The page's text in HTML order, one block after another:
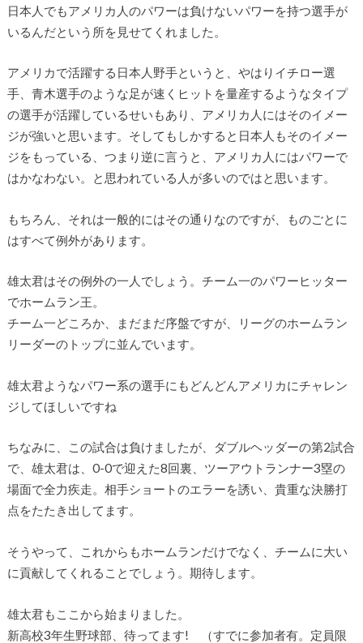
日本人でもアメリカ人のパワーは負けないパワーを持つ選手が
いるんだという所を見せてくれました。
アメリカで活躍する日本人野手というと、やはりイチロー選
手、青木選手のような足が速くヒットを量産するようなタイプ
の選手が活躍しているせいもあり、アメリカ人にはそのイメー
ジが強いと思います。そしてもしかすると日本人もそのイメー
ジをもっている、つまり逆に言うと、アメリカ人にはパワーで
はかなわない。と思われている人が多いのではと思います。
もちろん、それは一般的にはその通りなのですが、ものごとに
はすべて例外があります。
雄太君はその例外の一人でしょう。チーム一のパワーヒッター
でホームラン王。
チーム一どころか、まだまだ序盤ですが、リーグのホームラン
リーダーのトップに並んでいます。
雄太君ようなパワー系の選手にもどんどんアメリカにチャレン
ジしてほしいですね
ちなみに、この試合は負けましたが、ダブルヘッダーの第2試合
で、雄太君は、0-0で迎えた8回裏、ツーアウトランナー3塁の
場面で全力疾走。相手ショートのエラーを誘い、貴重な決勝打
点をたたき出してます。
そうやって、これからもホームランだけでなく、チームに大い
に貢献してくれることでしょう。期待します。
雄太君もここから始まりました。
新高校3年生野球部、待ってます! （すでに参加者有。定員限